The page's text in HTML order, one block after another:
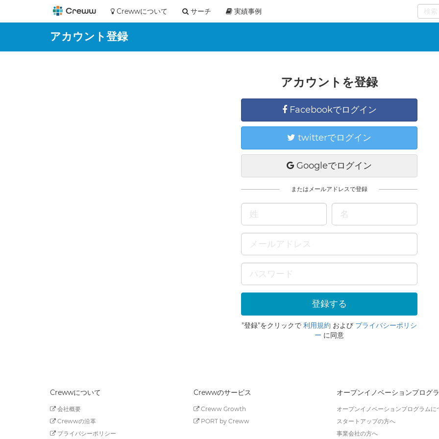
Crewwについて サーチ 実績事例
0
アカウント登録
アカウントを登録
Facebookでログイン
twitterでログイン
Googleでログイン
またはメールアドレスで登録
"登録"をクリックで 利用規約 および プライバシーポリシ
ー に同意
Crewwについて
会社概要
Crewwの沿革
プライバシーポリシー
Crewwのサービス
Creww Growth
PORT by Creww
オープンイノベーションプログ
オープンイノベーションプログラムに
スタートアップの方へ
事業会社の方へ